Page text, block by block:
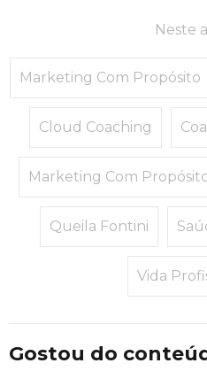
Neste
Marketing Com Propósito
Cloud Coaching
Marketing Com
Queila Fontini
Vida
Gostou do